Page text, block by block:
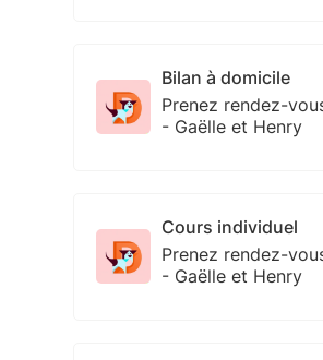
Bilan à domicile
Prenez rendez-
- Gaëlle et Henry
Cours individuel
Prenez rendez-
- Gaëlle et Henry